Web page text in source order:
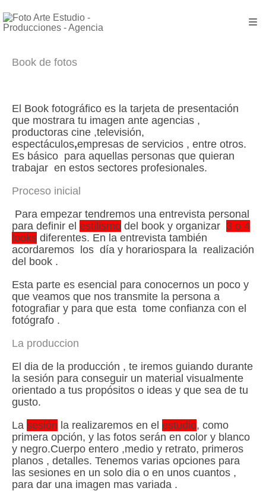
Book de fotos
El Book fotográfico es la tarjeta de presentación
que mostrara tu imagen ante agencias ,
productoras cine ,televisión,
espectáculos,empresas de servicios , entre otros.
Es básico para aquellas personas que quieran
trabajar en estos sectores profesionales.
Proceso inicial
Para empezar tendremos una entrevista personal
para definir el estilismo del book y organizar 3 o 4
looks diferentes. En la entrevista también
acordaremos los día y horariospara la realización
del book .
Esta parte es esencial para conocernos un poco y
que veamos que nos transmite la persona a
fotografiar y para que esta tome confianza con el
fotógrafo .
La produccion
El dia de la producción , te iremos guiando durante
la sesión para conseguir un material visualmente
orientado a tus propósitos o ideas y que sea de tu
gusto.
La sesión la realizaremos en el estudio, como
primera opción, y las fotos serán en color y blanco
y negro.Cuerpo entero ,medio y retrato, primeros
planos , detalles. Tenemos varias opciones para
las sesiones en un solo dia o en unos cuantos ,
para dar una imagen mas variada .